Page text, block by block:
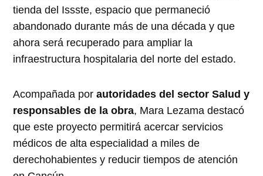
tienda del Issste, espacio que permaneció
abandonado durante más de una década y que
ahora será recuperado para ampliar la
infraestructura hospitalaria del norte del estado.
Acompañada porautoridades del sector Salud y
responsables de la obra, Mara Lezama destacó
que este proyecto permitirá acercar servicios
médicos de alta especialidad a miles de
derechohabientes y reducir tiempos de atención